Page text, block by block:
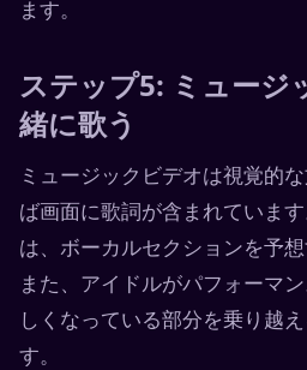
ます。
ステップ5: ミュージ
緒に歌う
ミュージックビデオは視覚的
ば画面に歌詞が含まれていま
は、ボーカルセクションを予想
また、アイドルがパフォーマ
しくなっている部分を乗り越
す。